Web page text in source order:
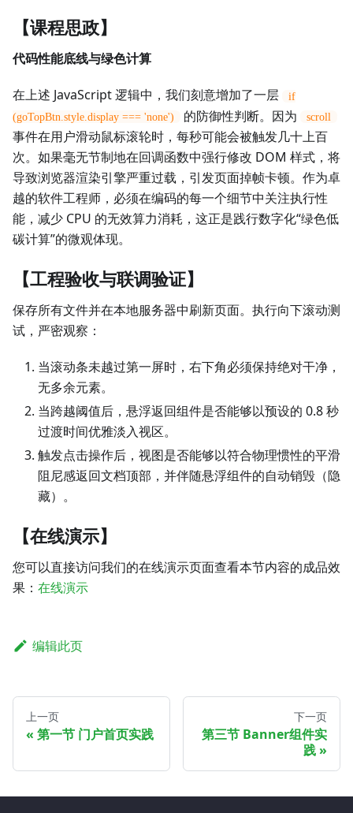
【课程思政】
代码性能底线与绿色计算
在上述 JavaScript 逻辑中，我们刻意增加了一层
if
(goTopBtn.style.display === 'none')
的防御性判断。因为 scroll
事件在用户滑动鼠标滚轮时，每秒可能会被触发几十上百
次。如果毫无节制地在回调函数中强行修改 DOM 样式，将
导致浏览器渲染引擎严重过载，引发页面掉帧卡顿。作为卓
越的软件工程师，必须在编码的每一个细节中关注执行性
能，减少 CPU 的无效算力消耗，这正是践行数字化“绿色低
碳计算”的微观体现。
【工程验收与联调验证】
保存所有文件并在本地服务器中刷新页面。执行向下滚动测
试，严密观察：
当滚动条未越过第一屏时，右下角必须保持绝对干净，
无多余元素。
当跨越阈值后，悬浮返回组件是否能够以预设的 0.8 秒
过渡时间优雅淡入视区。
触发点击操作后，视图是否能够以符合物理惯性的平滑
阻尼感返回文档顶部，并伴随悬浮组件的自动销毁（隐
藏）。
【在线演示】
您可以直接访问我们的在线演示页面查看本节内容的成品效
果： 在线演示
编辑此页
上一页
第一节 门户首页实践
下一页
第三节 Banner组件实
践